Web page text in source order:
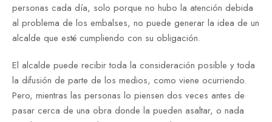
personas cada día, solo porque no hubo la atención debida
al problema de los embalses, no puede generar la idea de un
alcalde que esté cumpliendo con su obligación.
El alcalde puede recibir toda la consideración posible y toda
la difusión de parte de los medios, como viene ocurriendo.
Pero, mientras las personas lo piensen dos veces antes de
pasar cerca de una obra donde la pueden asaltar, o nada